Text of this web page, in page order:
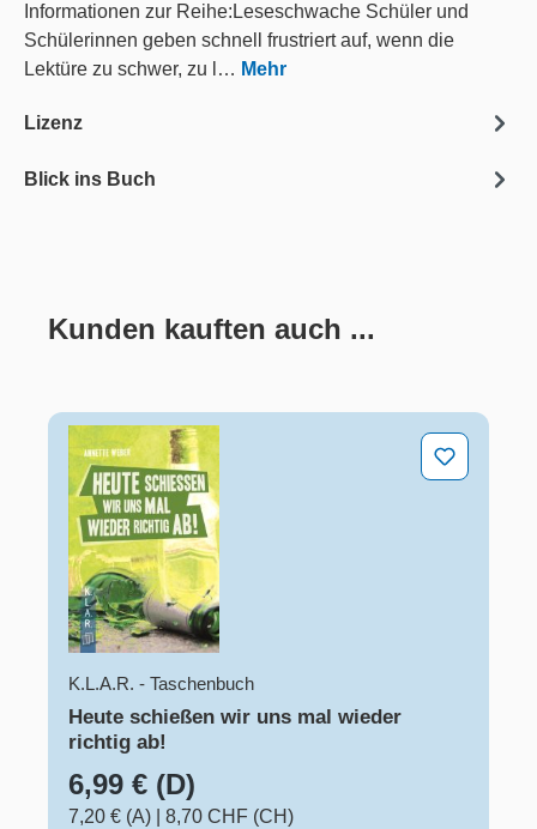
Informationen zur Reihe:Leseschwache Schüler und
Schülerinnen geben schnell frustriert auf, wenn die
Lektüre zu schwer, zu l… Mehr
Lizenz
Blick ins Buch
Produktgalerie überspringen
Kunden kauften auch ...
Heute schießen wir uns mal wieder richtig ab!
K.L.A.R. - Taschenbuch
Heute schießen wir uns mal wieder
richtig ab!
6,99 € (D)
7,20 € (A)
8,70 CHF (CH)